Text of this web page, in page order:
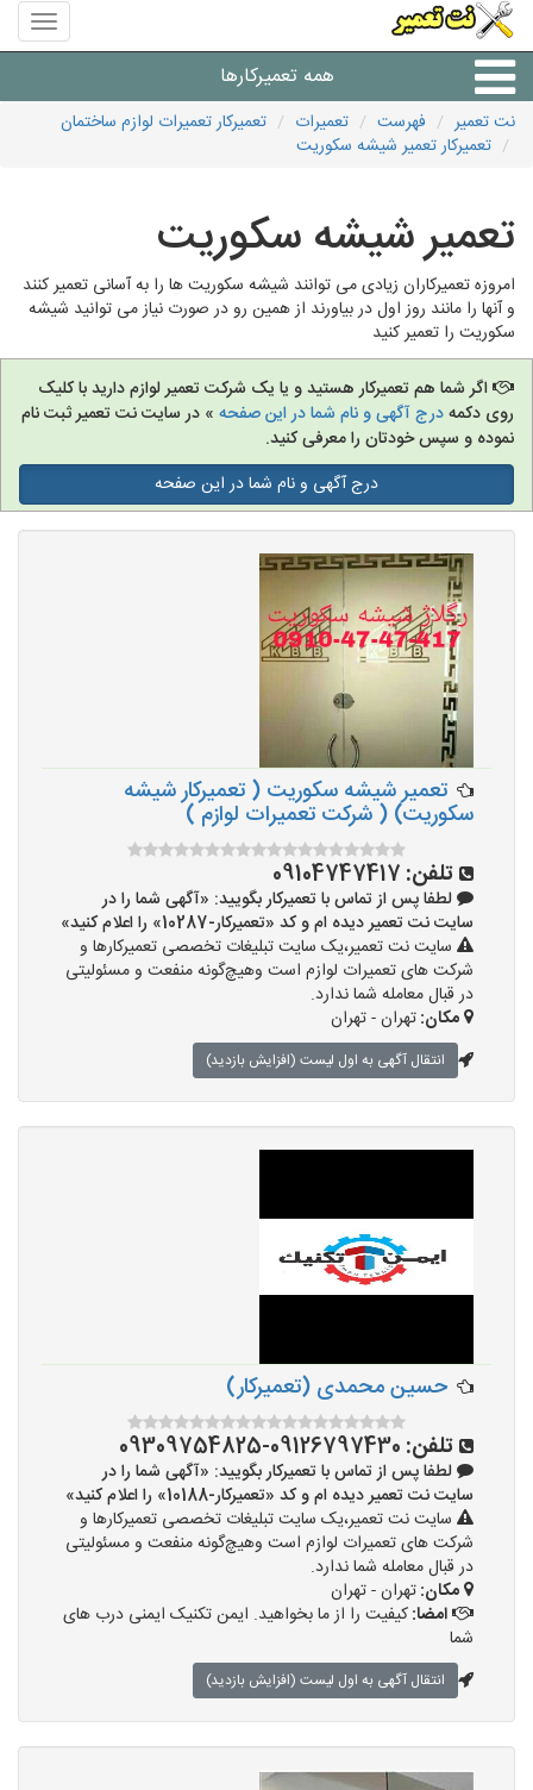
منوی
سایت
تعمیر
همه تعمیرکارها
شرکت های تعمیرات لوازم
نت تعمیر فهرست تعمیرات
تعمیرکار تعمیرات لوازم ساختمان
تعمیرکار تعمیر شیشه سکوریت
تعمیر شیشه سکوریت
امروزه تعمیرکاران زیادی می توانند شیشه سکوریت ها را به آسانی تعمیر کنند
و آنها را مانند روز اول در بیاورند از همین رو در صورت نیاز می توانید شیشه
سکوریت را تعمیر کنید
اگر شما هم تعمیرکار هستید و یا یک شرکت تعمیر لوازم دارید با کلیک
روی دکمهدرج آگهی و نام شما در این صفحه » در سایت نت تعمیر ثبت نام
نموده و سپس خودتان را معرفی کنید.
درج آگهی و نام شما در این صفحه
تعمیر شیشه سکوریت ( تعمیرکار شیشه
سکوریت) ( شرکت تعمیرات لوازم )
تلفن: 09104747417
لطفا پس از تماس با تعمیرکار بگویید: «آگهی شما را در
سایت نت تعمیر دیده ام و کد «تعمیرکار-10287» را اعلام کنید»
سایت نت تعمیر،یک سایت تبلیغات تخصصی تعمیرکارها و
شرکت های تعمیرات لوازم است وهیچ‌گونه منفعت و مسئولیتی
در قبال معامله شما ندارد.
مکان:تهران - تهران
انتقال آگهی به اول لیست (افزایش بازدید)
حسین محمدی (تعمیرکار)
تلفن: 09126797430-09309754825
لطفا پس از تماس با تعمیرکار بگویید: «آگهی شما را در
سایت نت تعمیر دیده ام و کد «تعمیرکار-10188» را اعلام کنید»
سایت نت تعمیر،یک سایت تبلیغات تخصصی تعمیرکارها و
شرکت های تعمیرات لوازم است وهیچ‌گونه منفعت و مسئولیتی
در قبال معامله شما ندارد.
مکان:تهران - تهران
امضا:کیفیت را از ما بخواهید. ایمن تکنیک ایمنی درب های
شما
انتقال آگهی به اول لیست (افزایش بازدید)